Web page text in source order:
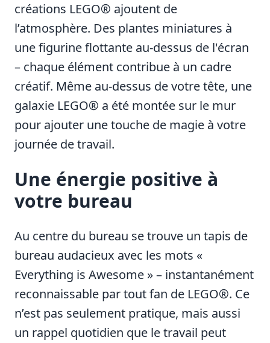
créations LEGO® ajoutent de
l’atmosphère. Des plantes miniatures à
une figurine flottante au-dessus de l'écran
– chaque élément contribue à un cadre
créatif. Même au-dessus de votre tête, une
galaxie LEGO® a été montée sur le mur
pour ajouter une touche de magie à votre
journée de travail.
Une énergie positive à
votre bureau
Au centre du bureau se trouve un tapis de
bureau audacieux avec les mots «
Everything is Awesome » – instantanément
reconnaissable par tout fan de LEGO®. Ce
n’est pas seulement pratique, mais aussi
un rappel quotidien que le travail peut